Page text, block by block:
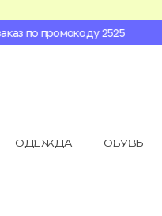
по промокоду 2525
ОДЕЖДА ОБУВЬ